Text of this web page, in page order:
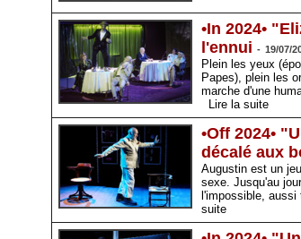
•In 2024•
l'ennui - 19/07/
Plein les yeux
Papes), plein les
marche d'une
Lire la suite
•Off 2024•
décalé aux
Augustin est un
sexe. Jusqu'au
l'impossible,
suite